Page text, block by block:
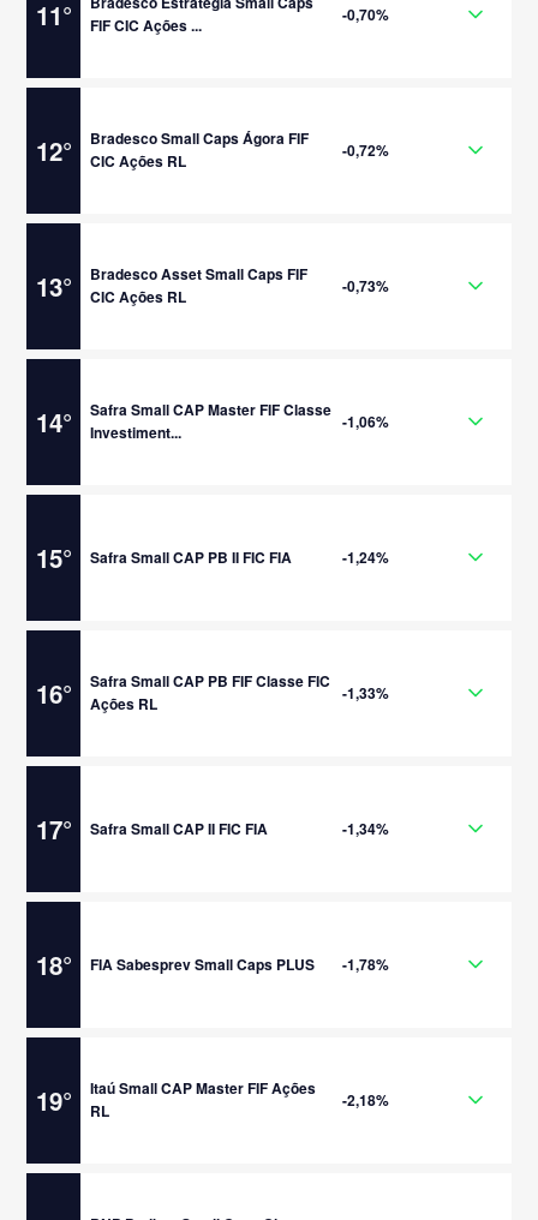
11°
FIF CIC Ações ...
-0,70%
12°
Bradesco Small Caps Ágora FIF
CIC Ações RL
-0,72%
13°
Bradesco Asset Small Caps FIF
CIC Ações RL
-0,73%
14°
Safra Small CAP Master FIF Classe
Investiment...
-1,06%
15° Safra Small CAP PB II FIC FIA -1,24%
16°
Safra Small CAP PB FIF Classe FIC
Ações RL
-1,33%
17° Safra Small CAP II FIC FIA -1,34%
18° FIA Sabesprev Small Caps PLUS -1,78%
19°
Itaú Small CAP Master FIF Ações
RL
-2,18%